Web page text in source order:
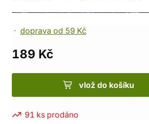
doprava od 59 Kč
189 Kč
vlož do košíku
91 ks prodáno